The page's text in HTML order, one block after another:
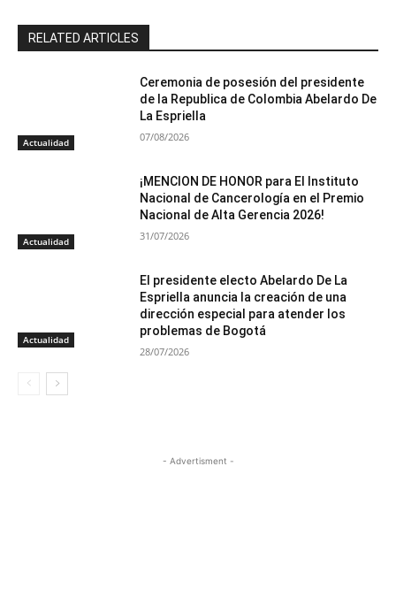
RELATED ARTICLES
Actualidad
Ceremonia de posesión del presidente
de la Republica de Colombia Abelardo De
La Espriella
07/08/2026
Actualidad
¡MENCION DE HONOR para El Instituto
Nacional de Cancerología en el Premio
Nacional de Alta Gerencia 2026!
31/07/2026
Actualidad
El presidente electo Abelardo De La
Espriella anuncia la creación de una
dirección especial para atender los
problemas de Bogotá
28/07/2026
- Advertisment -